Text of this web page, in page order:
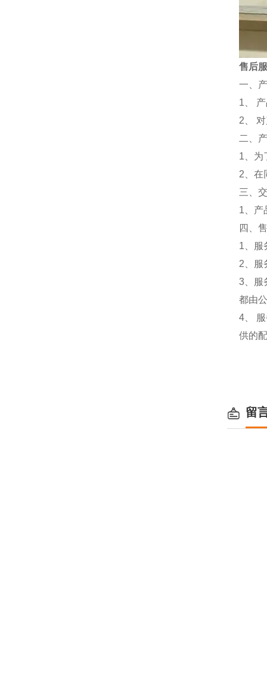
售后
一、
1、
2、
二、
1、为
2、在
三、
1、产
四、
1、服
2、服
3、服
都由
4、
供的
留